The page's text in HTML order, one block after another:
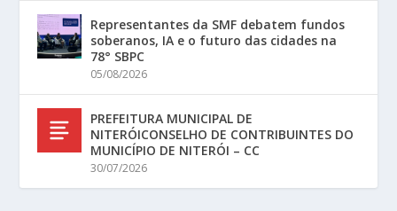
Representantes da SMF debatem fundos
soberanos, IA e o futuro das cidades na
78° SBPC
05/08/2026
PREFEITURA MUNICIPAL DE
NITERÓICONSELHO DE CONTRIBUINTES DO
MUNICÍPIO DE NITERÓI – CC
30/07/2026